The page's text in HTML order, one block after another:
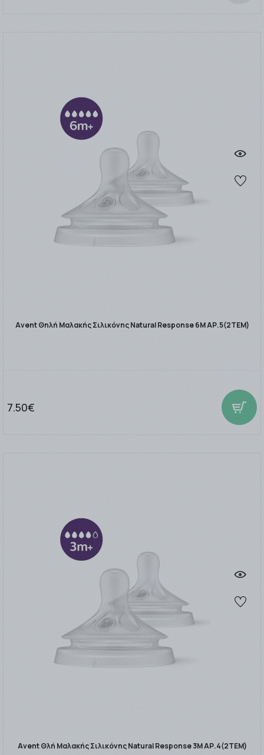
Avent Θηλή Μαλακής Σιλικόνης Natural Response 6M ΑΡ.5(2ΤΕΜ)
7.50€
Avent Θλή Μαλακής Σιλικόνης Natural Response 3M ΑΡ.4(2ΤΕΜ)